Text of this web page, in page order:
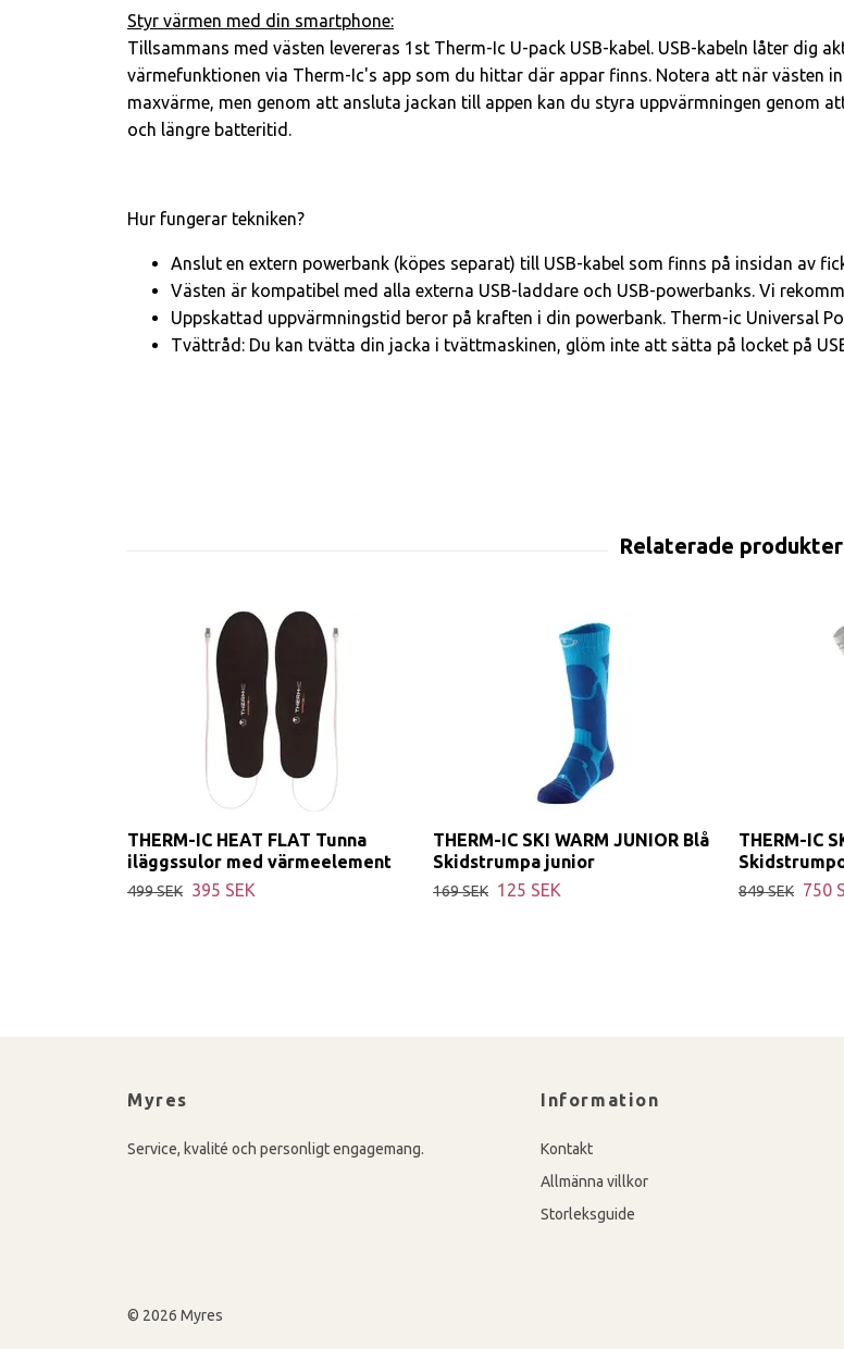
Styr värmen med din smartphone:
Tillsammans med västen levereras 1st Therm-Ic U-pack USB-kabel. USB-kabeln låter dig
värmefunktionen via Therm-Ic's app som du hittar där appar finns. Notera att när västen
maxvärme, men genom att ansluta jackan till appen kan du styra uppvärmningen genom
och längre batteritid.
Hur fungerar tekniken?
Anslut en extern powerbank (köpes separat) till USB-kabel som finns på insidan av
Västen är kompatibel med alla externa USB-laddare och USB-powerbanks. Vi
Uppskattad uppvärmningstid beror på kraften i din powerbank. Therm-ic Universal
Tvättråd: Du kan tvätta din jacka i tvättmaskinen, glöm inte att sätta på locket på
THERM-IC HEAT FLAT Tunna
iläggssulor med värmeelement
499 SEK 395 SEK
THERM-IC SKI WARM JUNIOR Blå
Skidstrumpa junior
169 SEK 125 SEK
THERM-IC
849 SEK 750
Myres
Service, kvalité och personligt engagemang.
Information
Kontakt
Allmänna villkor
Storleksguide
© 2026 Myres